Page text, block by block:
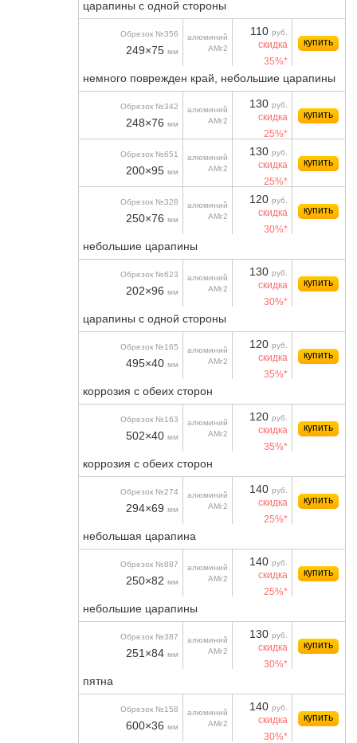
царапины с одной стороны
Обрезок №356
249×75 мм
алюминий
АМг2
110 руб.
скидка
35%*
купить
немного поврежден край, небольшие царапины
Обрезок №342
248×76 мм
алюминий
АМг2
130 руб.
скидка
25%*
купить
Обрезок №651
200×95 мм
алюминий
АМг2
130 руб.
скидка
25%*
купить
Обрезок №328
250×76 мм
алюминий
АМг2
120 руб.
скидка
30%*
купить
небольшие царапины
Обрезок №623
202×96 мм
алюминий
АМг2
130 руб.
скидка
30%*
купить
царапины с одной стороны
Обрезок №165
495×40 мм
алюминий
АМг2
120 руб.
скидка
35%*
купить
коррозия с обеих сторон
Обрезок №163
502×40 мм
алюминий
АМг2
120 руб.
скидка
35%*
купить
коррозия с обеих сторон
Обрезок №274
294×69 мм
алюминий
АМг2
140 руб.
скидка
25%*
купить
небольшая царапина
Обрезок №887
250×82 мм
алюминий
АМг2
140 руб.
скидка
25%*
купить
небольшие царапины
Обрезок №387
251×84 мм
алюминий
АМг2
130 руб.
скидка
30%*
купить
пятна
Обрезок №158
600×36 мм
алюминий
АМг2
140 руб.
скидка
30%*
купить